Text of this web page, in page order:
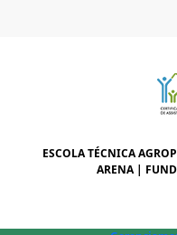
ESCOLA TÉCNICA
ARENA |